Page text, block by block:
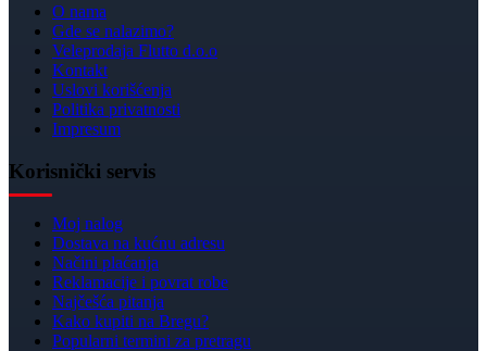
O nama
Gde se nalazimo?
Veleprodaja Flutto d.o.o
Kontakt
Uslovi korišćenja
Politika privatnosti
Impresum
Korisnički servis
Moj nalog
Dostava na kućnu adresu
Načini plaćanja
Reklamacije i povrat robe
Najčešća pitanja
Kako kupiti na Bregu?
Popularni termini za pretragu